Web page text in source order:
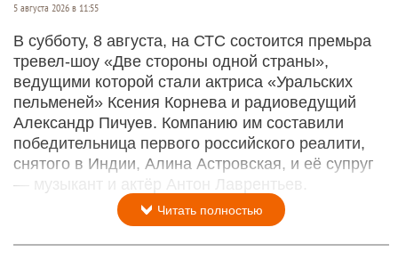
5 августа 2026 в 11:55
В субботу, 8 августа, на СТС состоится премьра
тревел-шоу «Две стороны одной страны»,
ведущими которой стали актриса «Уральских
пельменей» Ксения Корнева и радиоведущий
Александр Пичуев. Компанию им составили
победительница первого российского реалити,
снятого в Индии, Алина Астровская, и её супруг
— музыкант и актёр Антон Лаврентьев.
Читать полностью